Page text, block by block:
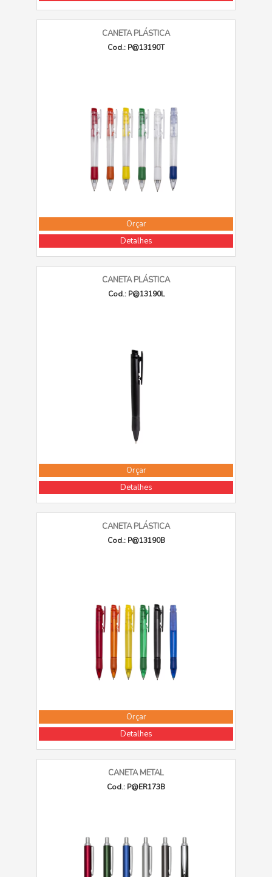
CANETA PLÁSTICA
Cod.: P@13190T
Orçar
Detalhes
CANETA PLÁSTICA
Cod.: P@13190L
Orçar
Detalhes
CANETA PLÁSTICA
Cod.: P@13190B
Orçar
Detalhes
CANETA METAL
Cod.: P@ER173B